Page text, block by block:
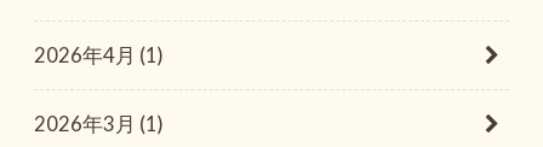
2026年4月 (1)
2026年3月 (1)